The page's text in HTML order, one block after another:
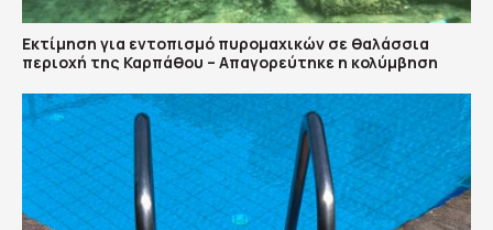
Εκτίμηση για εντοπισμό πυρομαχικών σε θαλάσσια
περιοχή της Καρπάθου – Απαγορεύτηκε η κολύμβηση